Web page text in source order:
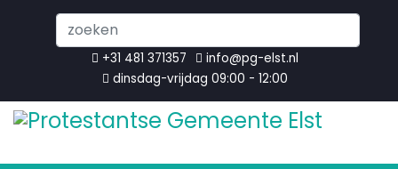
...
+31 481 371357
info@pg-elst.nl
dinsdag-vrijdag 09:00 - 12:00